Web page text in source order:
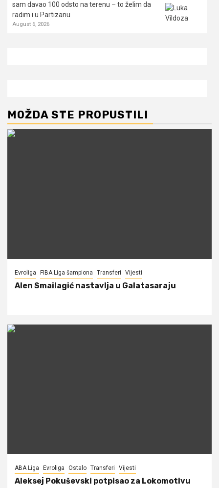
sam davao 100 odsto na terenu – to želim da
radim i u Partizanu
August 6, 2026
MOŽDA STE PROPUSTILI
Evroliga FIBA Liga šampiona Transferi Vijesti
Alen Smailagić nastavlja u Galatasaraju
ABA Liga Evroliga Ostalo Transferi Vijesti
Aleksej Pokuševski potpisao za Lokomotivu